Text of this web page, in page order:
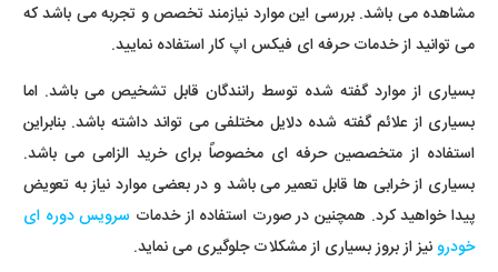
مشاهده می باشد. بررسی این موارد نیازمند تخصص و تجربه می باشد که
می توانید از خدمات حرفه ای فیکس اپ کار استفاده نمایید.
بسیاری از موارد گفته شده توسط رانندگان قابل تشخیص می باشد. اما
بسیاری از علائم گفته شده دلایل مختلفی می تواند داشته باشد. بنابراین
استفاده از متخصصین حرفه ای مخصوصاً برای خرید الزامی می باشد.
بسیاری از خرابی ها قابل تعمیر می باشد و در بعضی موارد نیاز به تعویض
پیدا خواهید کرد. همچنین در صورت استفاده از خدمات سرویس دوره ای
خودرونیز از بروز بسیاری از مشکلات جلوگیری می نماید.